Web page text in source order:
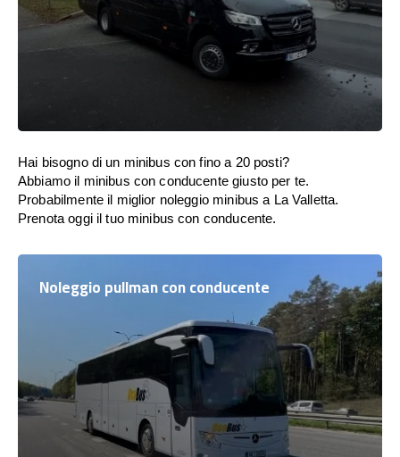
Hai bisogno di un minibus con fino a 20 posti?
Abbiamo il minibus con conducente giusto per te.
Probabilmente il miglior noleggio minibus a La Valletta.
Prenota oggi il tuo minibus con conducente.
Noleggio pullman con conducente